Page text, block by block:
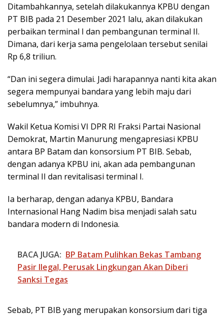
Ditambahkannya, setelah dilakukannya KPBU dengan
PT BIB pada 21 Desember 2021 lalu, akan dilakukan
perbaikan terminal I dan pembangunan terminal II.
Dimana, dari kerja sama pengelolaan tersebut senilai
Rp 6,8 triliun.
“Dan ini segera dimulai. Jadi harapannya nanti kita akan
segera mempunyai bandara yang lebih maju dari
sebelumnya,” imbuhnya.
Wakil Ketua Komisi VI DPR RI Fraksi Partai Nasional
Demokrat, Martin Manurung mengapresiasi KPBU
antara BP Batam dan konsorsium PT BIB. Sebab,
dengan adanya KPBU ini, akan ada pembangunan
terminal II dan revitalisasi terminal I.
Ia berharap, dengan adanya KPBU, Bandara
Internasional Hang Nadim bisa menjadi salah satu
bandara modern di Indonesia.
BACA JUGA: BP Batam Pulihkan Bekas Tambang
Pasir Ilegal, Perusak Lingkungan Akan Diberi
Sanksi Tegas
Sebab, PT BIB yang merupakan konsorsium dari tiga